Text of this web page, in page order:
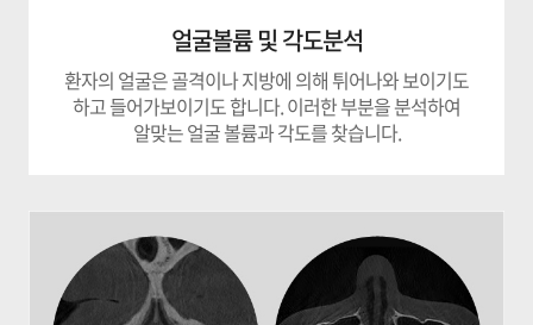
얼굴볼륨 및 각도분석
환자의 얼굴은 골격이나 지방에 의해 튀어나와 보이기도
하고들어가보이기도 합니다. 이러한 부분을 분석하여
알맞는 얼굴 볼륨과 각도를 찾습니다.